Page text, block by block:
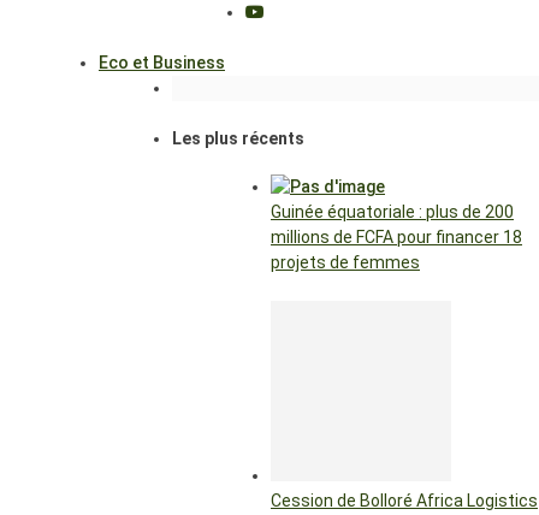
Eco et Business
Les plus récents
Guinée équatoriale : plus de 200
millions de FCFA pour financer 18
projets de femmes
Cession de Bolloré Africa Logistics